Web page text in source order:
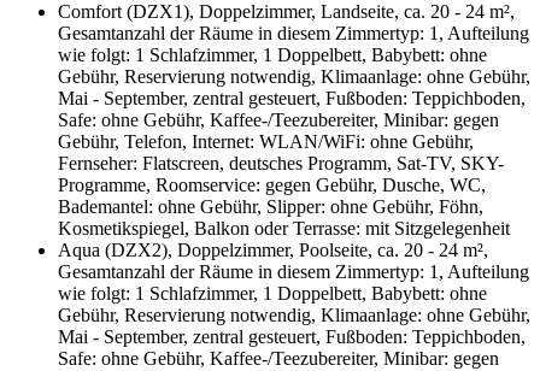
Comfort (DZX1), Doppelzimmer, Landseite, ca. 20 - 24 m²,
Gesamtanzahl der Räume in diesem Zimmertyp: 1, Aufteilung
wie folgt: 1 Schlafzimmer, 1 Doppelbett, Babybett: ohne
Gebühr, Reservierung notwendig, Klimaanlage: ohne Gebühr,
Mai - September, zentral gesteuert, Fußboden: Teppichboden,
Safe: ohne Gebühr, Kaffee-/Teezubereiter, Minibar: gegen
Gebühr, Telefon, Internet: WLAN/WiFi: ohne Gebühr,
Fernseher: Flatscreen, deutsches Programm, Sat-TV, SKY-
Programme, Roomservice: gegen Gebühr, Dusche, WC,
Bademantel: ohne Gebühr, Slipper: ohne Gebühr, Föhn,
Kosmetikspiegel, Balkon oder Terrasse: mit Sitzgelegenheit
Aqua (DZX2), Doppelzimmer, Poolseite, ca. 20 - 24 m²,
Gesamtanzahl der Räume in diesem Zimmertyp: 1, Aufteilung
wie folgt: 1 Schlafzimmer, 1 Doppelbett, Babybett: ohne
Gebühr, Reservierung notwendig, Klimaanlage: ohne Gebühr,
Mai - September, zentral gesteuert, Fußboden: Teppichboden,
Safe: ohne Gebühr, Kaffee-/Teezubereiter, Minibar: gegen